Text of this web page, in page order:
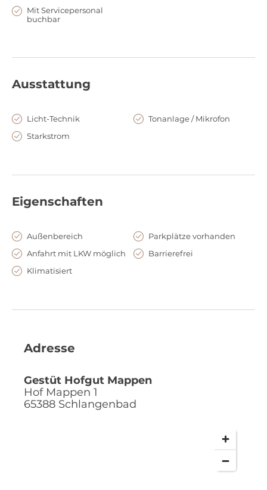
Mit Servicepersonal
buchbar
Ausstattung
Licht-Technik
Tonanlage / Mikrofon
Starkstrom
Eigenschaften
Außenbereich
Parkplätze vorhanden
Anfahrt mit LKW möglich
Barrierefrei
Klimatisiert
Adresse
Gestüt Hofgut Mappen
Hof Mappen 1
65388 Schlangenbad